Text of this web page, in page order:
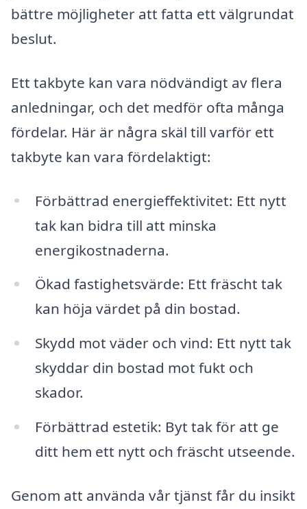
bättre möjligheter att fatta ett välgrundat
beslut.
Ett takbyte kan vara nödvändigt av flera
anledningar, och det medför ofta många
fördelar. Här är några skäl till varför ett
takbyte kan vara fördelaktigt:
Förbättrad energieffektivitet: Ett nytt
tak kan bidra till att minska
energikostnaderna.
Ökad fastighetsvärde: Ett fräscht tak
kan höja värdet på din bostad.
Skydd mot väder och vind: Ett nytt tak
skyddar din bostad mot fukt och
skador.
Förbättrad estetik: Byt tak för att ge
ditt hem ett nytt och fräscht utseende.
Genom att använda vår tjänst får du insikt